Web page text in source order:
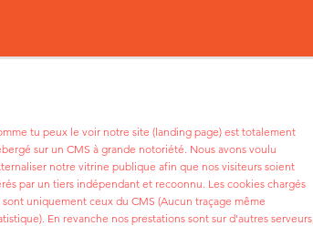
tu peux le voir notre site (landing page) est totalement
sur un CMS à grande notoriété. Nous avons voulu
notre vitrine publique afin que nos visiteurs soient
par un tiers indépendant et recoonnu. Les cookies chargés
sont uniquement ceux du CMS (Aucun traçage même
En revanche nos prestations sont sur d'autres serveurs,